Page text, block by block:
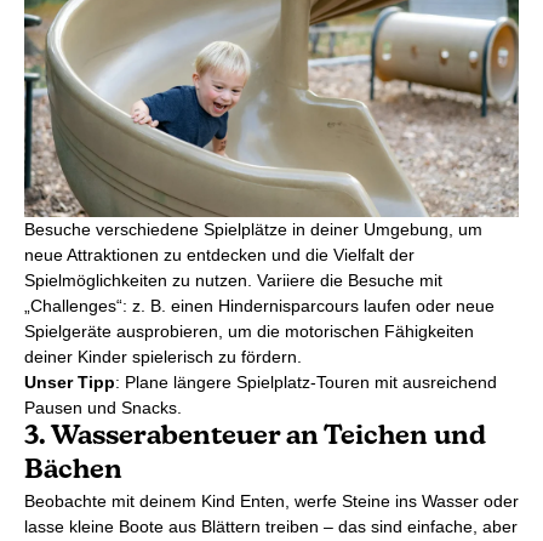
Besuche verschiedene Spielplätze in deiner Umgebung, um
neue Attraktionen zu entdecken und die Vielfalt der
Spielmöglichkeiten zu nutzen. Variiere die Besuche mit
„Challenges“: z. B. einen Hindernisparcours laufen oder neue
Spielgeräte ausprobieren, um die motorischen Fähigkeiten
deiner Kinder spielerisch zu fördern.
Unser Tipp: Plane längere Spielplatz-Touren mit ausreichend
Pausen und Snacks.
3. Wasserabenteuer an Teichen und
Bächen
Beobachte mit deinem Kind Enten, werfe Steine ins Wasser oder
lasse kleine Boote aus Blättern treiben – das sind einfache, aber